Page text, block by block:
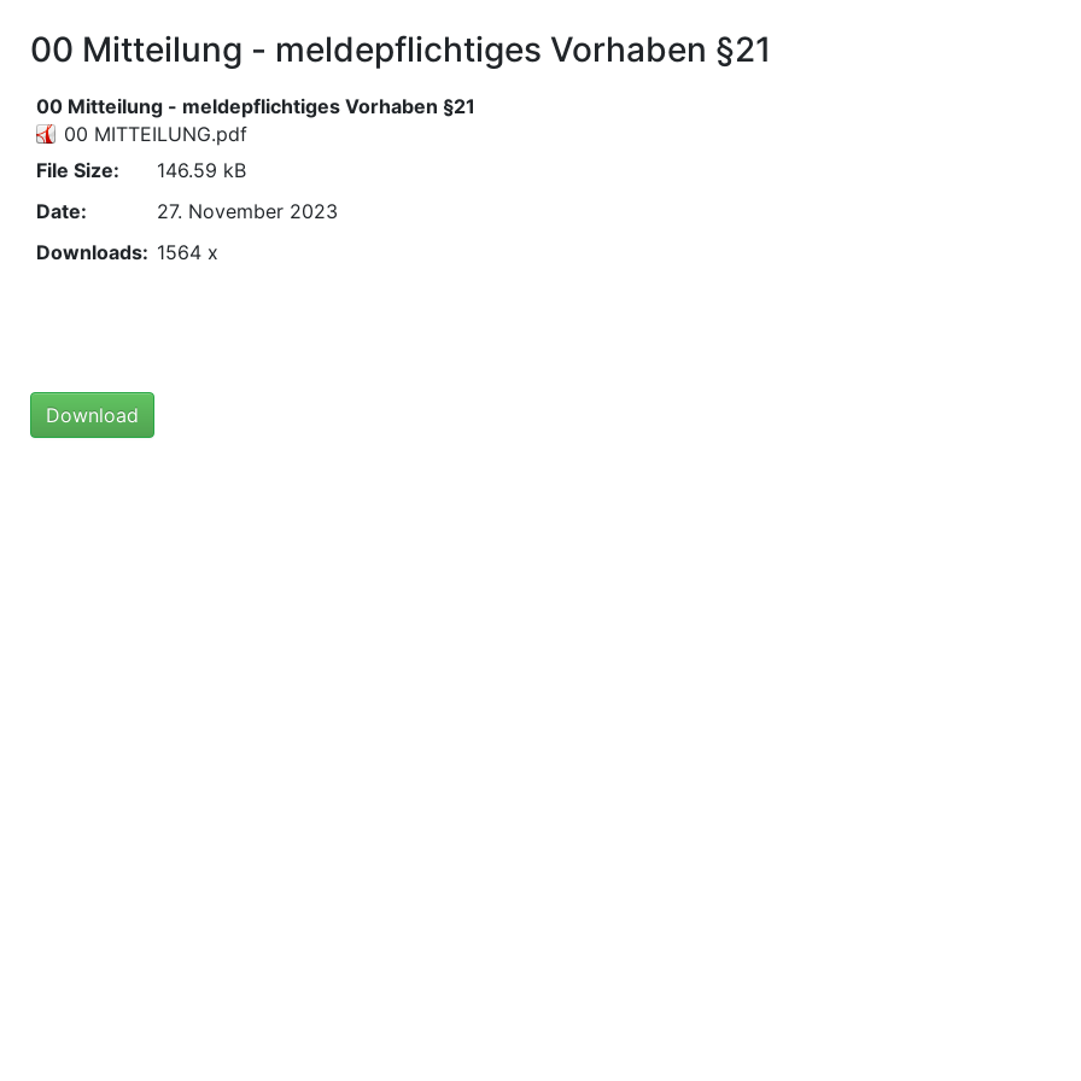
00 Mitteilung - meldepflichtiges Vorhaben §21
00 Mitteilung - meldepflichtiges Vorhaben §21
00 MITTEILUNG.pdf
File Size:
146.59 kB
Date:
27. November 2023
Downloads: 1564 x